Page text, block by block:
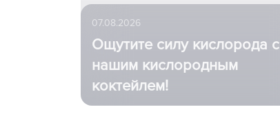
07.08.2026
Ощутите силу кислорода с
нашим кислородным
коктейлем!